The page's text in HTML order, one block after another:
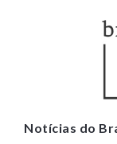
Notícias do